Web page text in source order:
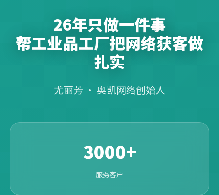
26年只做一件事
帮工业品工厂把网络获客做
扎实
尤丽芳 · 奥凯网络创始人
3000+
服务客户